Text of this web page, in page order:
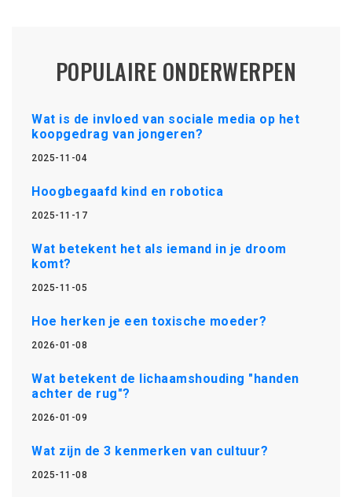
POPULAIRE ONDERWERPEN
Wat is de invloed van sociale media op het
koopgedrag van jongeren?
2025-11-04
Hoogbegaafd kind en robotica
2025-11-17
Wat betekent het als iemand in je droom
komt?
2025-11-05
Hoe herken je een toxische moeder?
2026-01-08
Wat betekent de lichaamshouding "handen
achter de rug"?
2026-01-09
Wat zijn de 3 kenmerken van cultuur?
2025-11-08